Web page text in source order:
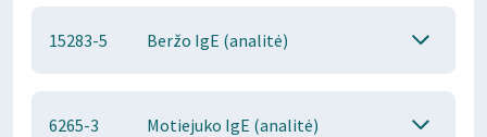
15283-5 Beržo IgE (analitė)
6265-3 Motiejuko IgE (analitė)